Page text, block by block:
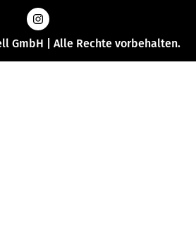
GmbH | Alle Rechte vorbehalten.